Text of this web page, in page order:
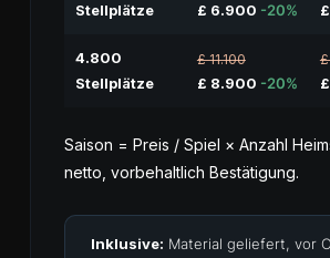
Stellplätze
£ 6.900 -20%
4.800
Stellplätze
£ 11.100
£ 8.900 -20%
Saison = Preis / Spiel × Anzahl
netto, vorbehaltlich Bestätigung.
Inklusive: Material geliefert, vor